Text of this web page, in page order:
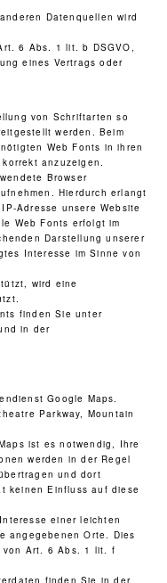
Datenquellen wird
6 Abs. 1 lit. b DSGVO,
eines Vertrags oder
von Schriftarten so
werden. Beim
Web Fonts in ihren
anzuzeigen.
Browser
Hierdurch erlangt
Adresse unsere Website
Web Fonts erfolgt im
Darstellung unserer
Interesse im Sinne von
wird eine
finden Sie unter
in der
Google Maps.
Parkway, Mountain
ist es notwendig, Ihre
werden in der Regel
und dort
keinen Einfluss auf diese
einer leichten
angegebenen Orte. Dies
von Art. 6 Abs. 1 lit. f
finden Sie in der